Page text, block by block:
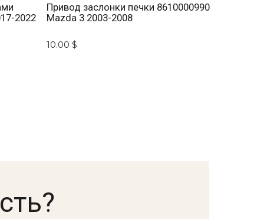
2022
Привод заслонки печки 8610000990
Mazda 3 2003-2008
10.00 $